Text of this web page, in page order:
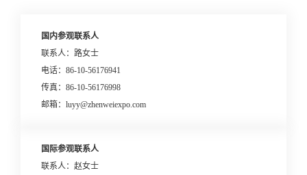
国内参观联系人
联系人：路女士
电话：86-10-56176941
传真：86-10-56176998
邮箱：luyy@zhenweiexpo.com
国际参观联系人
联系人：赵女士